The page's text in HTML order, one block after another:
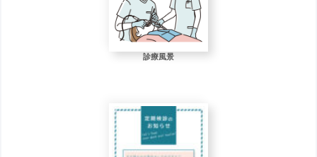
診療風景